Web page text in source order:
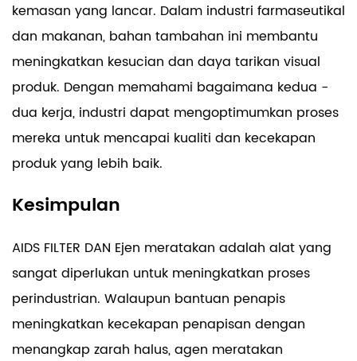
kemasan yang lancar. Dalam industri farmaseutikal
dan makanan, bahan tambahan ini membantu
meningkatkan kesucian dan daya tarikan visual
produk. Dengan memahami bagaimana kedua -
dua kerja, industri dapat mengoptimumkan proses
mereka untuk mencapai kualiti dan kecekapan
produk yang lebih baik.
Kesimpulan
AIDS FILTER DAN Ejen meratakan adalah alat yang
sangat diperlukan untuk meningkatkan proses
perindustrian. Walaupun bantuan penapis
meningkatkan kecekapan penapisan dengan
menangkap zarah halus, agen meratakan